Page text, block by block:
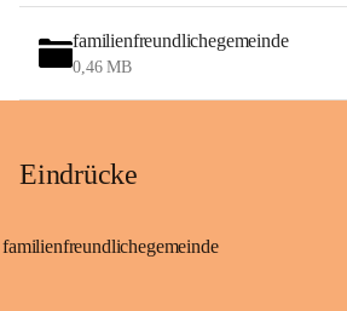
familienfreundlichegemeinde
0,46 MB
Eindrücke
familienfreundlichegemeinde